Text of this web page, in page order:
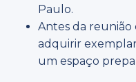
Paulo.
Antes da reunião
adquirir
um espaço